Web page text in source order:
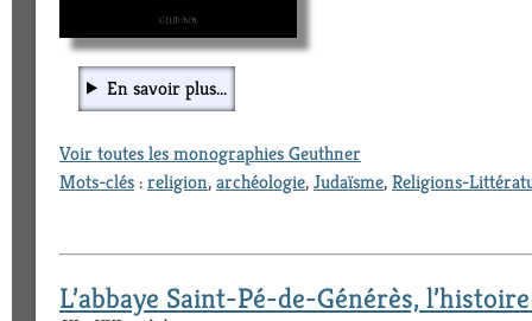
En savoir plus...
Voir toutes les monographies Geuthner
Mots-clés:religion,archéologie,Judaïsme,Religions-
L’abbaye Saint-Pé-de-Générès,